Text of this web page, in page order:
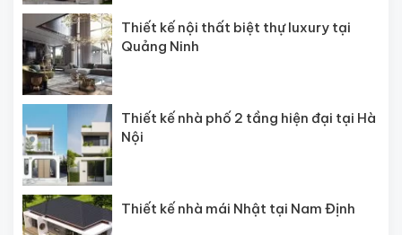
Thiết kế nội thất biệt thự luxury tại
Quảng Ninh
Thiết kế nhà phố 2 tầng hiện đại tại Hà
Nội
Thiết kế nhà mái Nhật tại Nam Định